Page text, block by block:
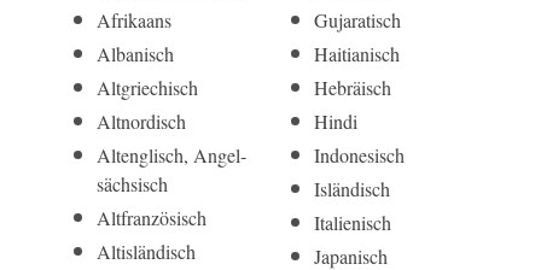
Afrikaans
Albanisch
Altgriechisch
Altnordisch
Alt­englisch, Angel­
sächsisch
Alt­französisch
Alt­isländisch
Gujaratisch
Haitianisch
Hebräisch
Hindi
Indonesisch
Isländisch
Italienisch
Japanisch